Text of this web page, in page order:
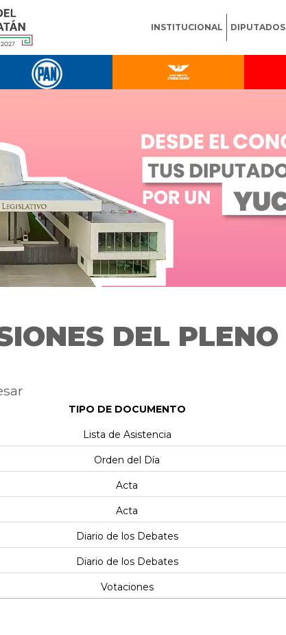
INSTITUCIONAL DIPUTADOS
DEL PLENO
TIPO DE DOCUMENTO
Lista de Asistencia
Orden del Día
Acta
Acta
Diario de los Debates
Diario de los Debates
Votaciones